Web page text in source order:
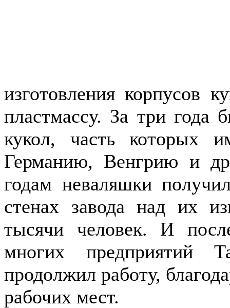
изготовления корпусов
пластмассу. За три года
кукол, часть которых
Германию, Венгрию и
годам неваляшки
стенах завода над их
тысячи человек. И
многих предприятий
продолжил работу,
рабочих мест.